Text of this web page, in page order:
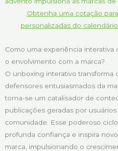
Obtenha uma cotação
personalizadas do
Como uma experiência
o envolvimento com a marca?
O unboxing interativo transforma
defensores entusiasmados da
torna-se um catalisador de
publicações geradas por
comunidade. Esse poderoso
profunda confiança e inspira
marca, impulsionando o